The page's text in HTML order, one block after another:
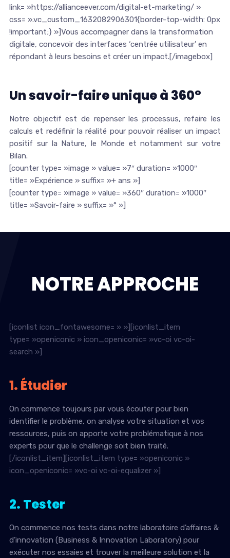
link= »https://allianceever.com/digital-et-marketing/ »
css= ».vc_custom_1632082906301{border-top-width: 0px
!important;} »]Vous accompagner dans la transformation
digitale, concevoir des interfaces ‘centrée utilisateur’ en
répondant à leurs besoins et créer un impact.[/imagebox]
Un savoir-faire unique à 360°
Notre objectif est de repenser les processus, refaire les
calculs et redéfinir la réalité pour pouvoir réaliser un impact
positif sur la Nature, le Monde et notamment sur votre
Bilan.
[counter type= »image » value= »7″ duration= »1000″
title= »Expérience » suffix= »+ ans »]
[counter type= »image » value= »360″ duration= »1000″
title= »Savoir-faire » suffix= »° »]
NOTRE APPROCHE
[iconlist icon_fontawesome= » »][iconlist_item
type= »openiconic » icon_openiconic= »vc-oi vc-oi-
search »]
1. Étudier
On commence toujours par vous écouter pour bien
identifier le problème, on analyse votre situation et vos
ressources, puis on apporte votre problématique à nos
experts pour que le challenge soit bien traité.
[/iconlist_item][iconlist_item type= »openiconic »
icon_openiconic= »vc-oi vc-oi-equalizer »]
2. Tester
On commence nos tests dans notre laboratoire d’affaires &
d’innovation (Business & Innovation Laboratory) pour
exécuter nos essaies et trouver la meilleure solution et la